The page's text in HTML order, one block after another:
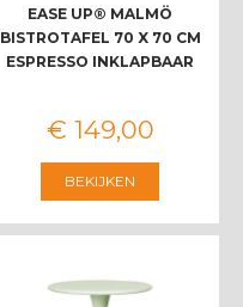
EASE UP® MALMÖ
BISTROTAFEL 70 X 70 CM
ESPRESSO INKLAPBAAR
€ 149,00
BEKIJKEN